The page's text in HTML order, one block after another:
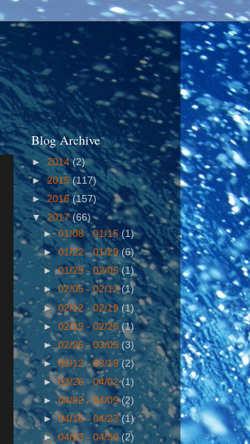
Blog Archive
► 2014(2)
►2015(117)
►2016(157)
▼2017(66)
►01/08 - 01/15 (1)
►01/22 - 01/29(6)
►01/29 - 02/05(1)
►02/05 - 02/12(1)
►02/12 - 02/19(1)
►02/19 - 02/26(1)
►02/26 - 03/05 (3)
►03/12 - 03/19 (2)
►03/26 - 04/02(1)
►04/02 - 04/09(2)
►04/16 - 04/23(1)
►04/23 - 04/30(2)